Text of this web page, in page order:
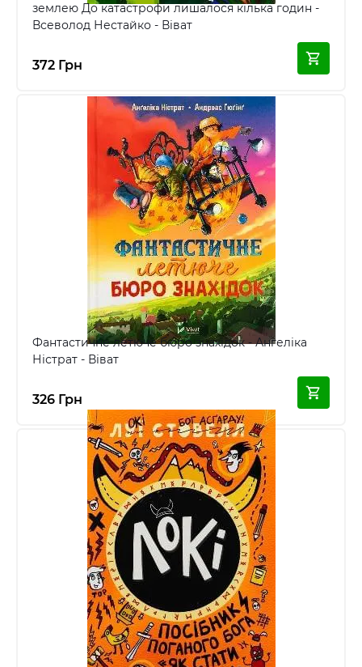
землею До катастрофи лишалося кілька годин -
Всеволод Нестайко - Віват
372 Грн
Фантастичне летюче бюро знахідок - Ангеліка
Ністрат - Віват
326 Грн